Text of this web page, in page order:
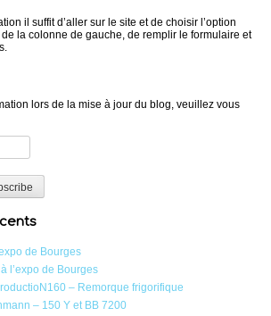
il suffit d’aller sur le site et de choisir l’option
de la colonne de gauche, de remplir le formulaire et
lors de la mise à jour du blog, veuillez vous
de Bourges
l’expo de Bourges
– Remorque frigorifique
– 150 Y et BB 7200